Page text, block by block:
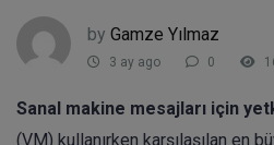
by Gamze Yılmaz
3 ay ago 0
Sanal makine mesajları için
(VM) kullanırken karşılaşılan en